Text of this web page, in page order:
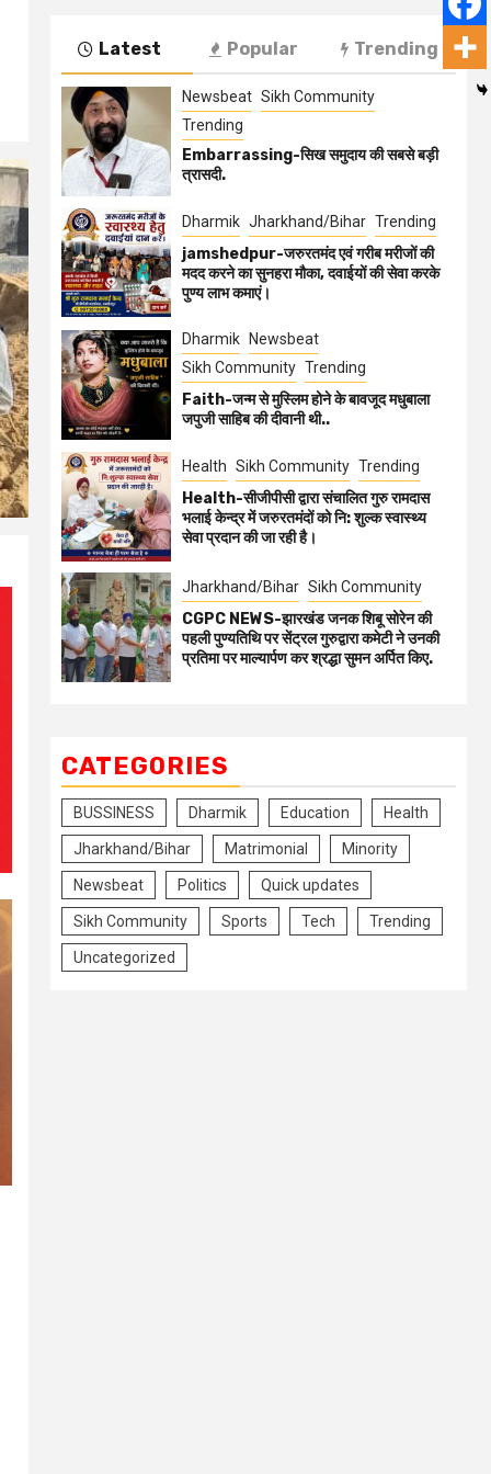
Latest Popular Trending
Newsbeat Sikh Community
Trending
Embarrassing-सिख समुदाय की सबसे बड़ी
त्रासदी.
Dharmik Jharkhand/Bihar Trending
jamshedpur-जरुरतमंद एवं गरीब मरीजों की
मदद करने का सुनहरा मौका, दवाईयों की सेवा करके
पुण्य लाभ कमाएं।
Dharmik
Newsbeat
Sikh Community Trending
Faith-जन्म से मुस्लिम होने के बावजूद मधुबाला
जपुजी साहिब की दीवानी थी..
Health Sikh Community Trending
Health-सीजीपीसी द्वारा संचालित गुरु रामदास
भलाई केन्द्र में जरुरतमंदों को नि: शुल्क स्वास्थ्य
सेवा प्रदान की जा रही है।
Jharkhand/Bihar Sikh Community
CGPC NEWS-झारखंड जनक शिबू सोरेन की
पहली पुण्यतिथि पर सेंट्रल गुरुद्वारा कमेटी ने उनकी
प्रतिमा पर माल्यार्पण कर श्रद्धा सुमन अर्पित किए.
CATEGORIES
BUSSINESS Dharmik Education Health
Jharkhand/Bihar Matrimonial Minority
Newsbeat Politics Quick updates
Sikh Community Sports Tech Trending
Uncategorized